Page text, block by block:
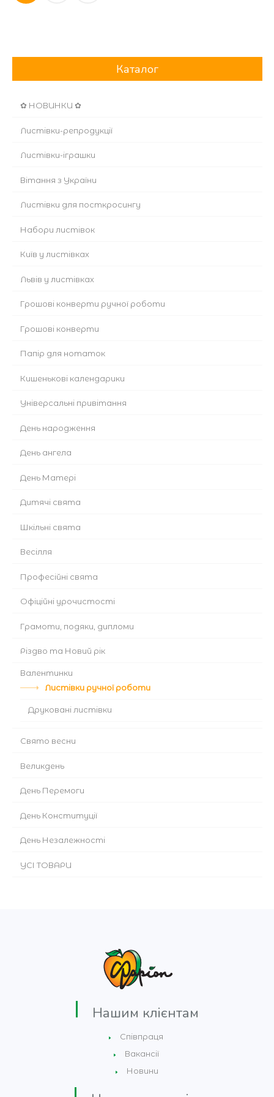
Каталог
✿ НОВИНКИ ✿
Листівки-репродукції
Листівки-іграшки
Вітання з України
Листівки для посткросингу
Набори листівок
Київ у листівках
Львів у листівках
Грошові конверти ручної роботи
Грошові конверти
Папір для нотаток
Кишенькові календарики
Універсальні привітання
День народження
День ангела
День Матері
Дитячі свята
Шкільні свята
Весілля
Професійні свята
Офіційні урочистості
Грамоти, подяки, дипломи
Різдво та Новий рік
Валентинки
Листівки ручної роботи
Друковані листівки
Cвято весни
Великдень
День Перемоги
День Конституції
День Незалежності
УСІ ТОВАРИ
Нашим клієнтам
Співпраця
Вакансії
Новини